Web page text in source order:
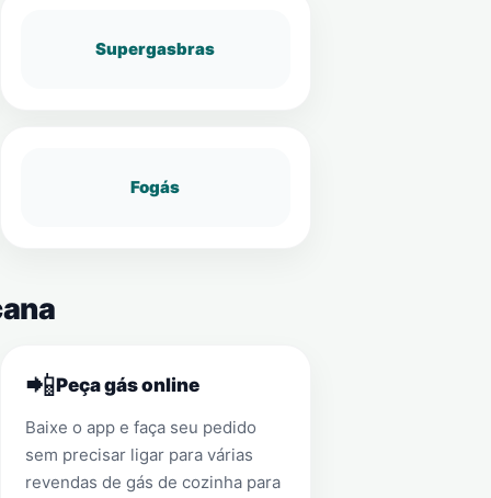
Supergasbras
Fogás
📲Peça gás online
Baixe o app e faça seu pedido
sem precisar ligar para várias
revendas de gás de cozinha para